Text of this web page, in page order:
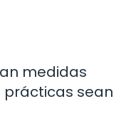
medidas
sean